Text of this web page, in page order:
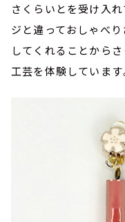
さくらいとを受け入
ジと違っておしゃべ
してくれることから
工芸を体験しています